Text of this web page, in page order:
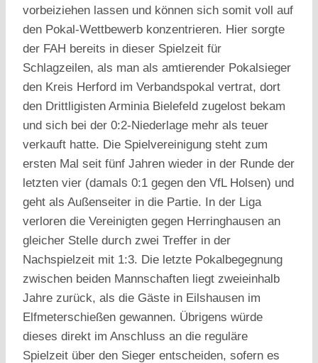
vorbeiziehen lassen und können sich somit voll auf
den Pokal-Wettbewerb konzentrieren. Hier sorgte
der FAH bereits in dieser Spielzeit für
Schlagzeilen, als man als amtierender Pokalsieger
den Kreis Herford im Verbandspokal vertrat, dort
den Drittligisten Arminia Bielefeld zugelost bekam
und sich bei der 0:2-Niederlage mehr als teuer
verkauft hatte. Die Spielvereinigung steht zum
ersten Mal seit fünf Jahren wieder in der Runde der
letzten vier (damals 0:1 gegen den VfL Holsen) und
geht als Außenseiter in die Partie. In der Liga
verloren die Vereinigten gegen Herringhausen an
gleicher Stelle durch zwei Treffer in der
Nachspielzeit mit 1:3. Die letzte Pokalbegegnung
zwischen beiden Mannschaften liegt zweieinhalb
Jahre zurück, als die Gäste in Eilshausen im
Elfmeterschießen gewannen. Übrigens würde
dieses direkt im Anschluss an die reguläre
Spielzeit über den Sieger entscheiden, sofern es